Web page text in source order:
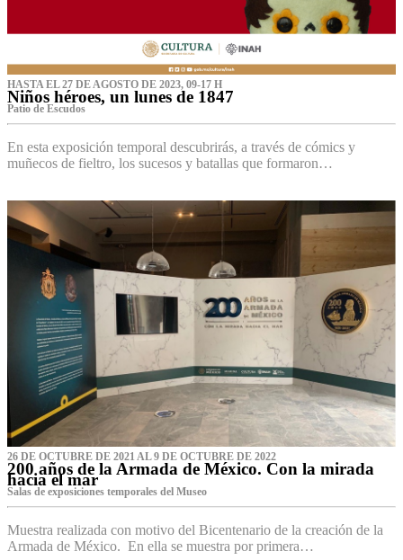
HASTA EL 27 DE AGOSTO DE 2023, 09-17 H
Niños héroes, un lunes de 1847
Patio de Escudos
En esta exposición temporal descubrirás, a través de cómics y
muñecos de fieltro, los sucesos y batallas que formaron…
26 DE OCTUBRE DE 2021 AL 9 DE OCTUBRE DE 2022
200 años de la Armada de México. Con la mirada
hacia el mar
Salas de exposiciones temporales del Museo‌
Muestra realizada con motivo del Bicentenario de la creación de la
Armada de México. En ella se muestra por primera…